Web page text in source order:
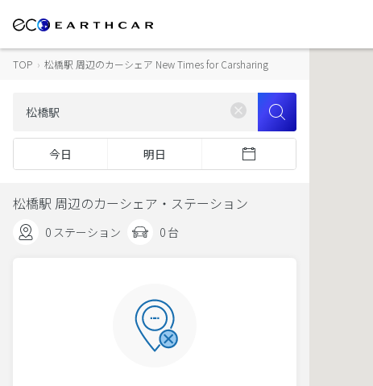
TOP › 松橋駅 周辺のカーシェア New Times for Carsharing
今日 明日
松橋駅 周辺のカーシェア・ステーション
0 ステーション 0 台